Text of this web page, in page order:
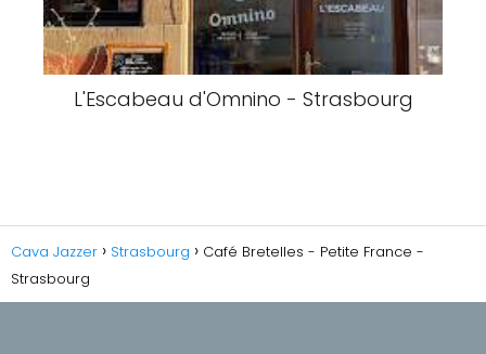
L'Escabeau d'Omnino - Strasbourg
Cava Jazzer Strasbourg
Café Bretelles - Petite France -
Strasbourg